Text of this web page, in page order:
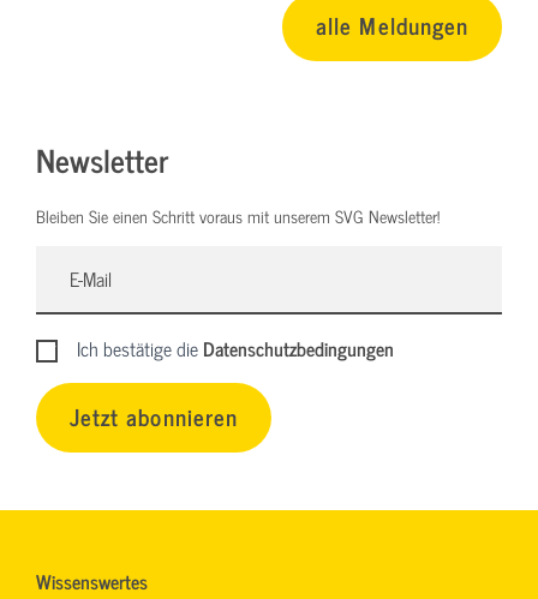
alle Meldungen
Newsletter
Bleiben Sie einen Schritt voraus mit unserem SVG Newsletter!
Ich bestätige dieDatenschutzbedingungen
Jetzt abonnieren
Wissenswertes